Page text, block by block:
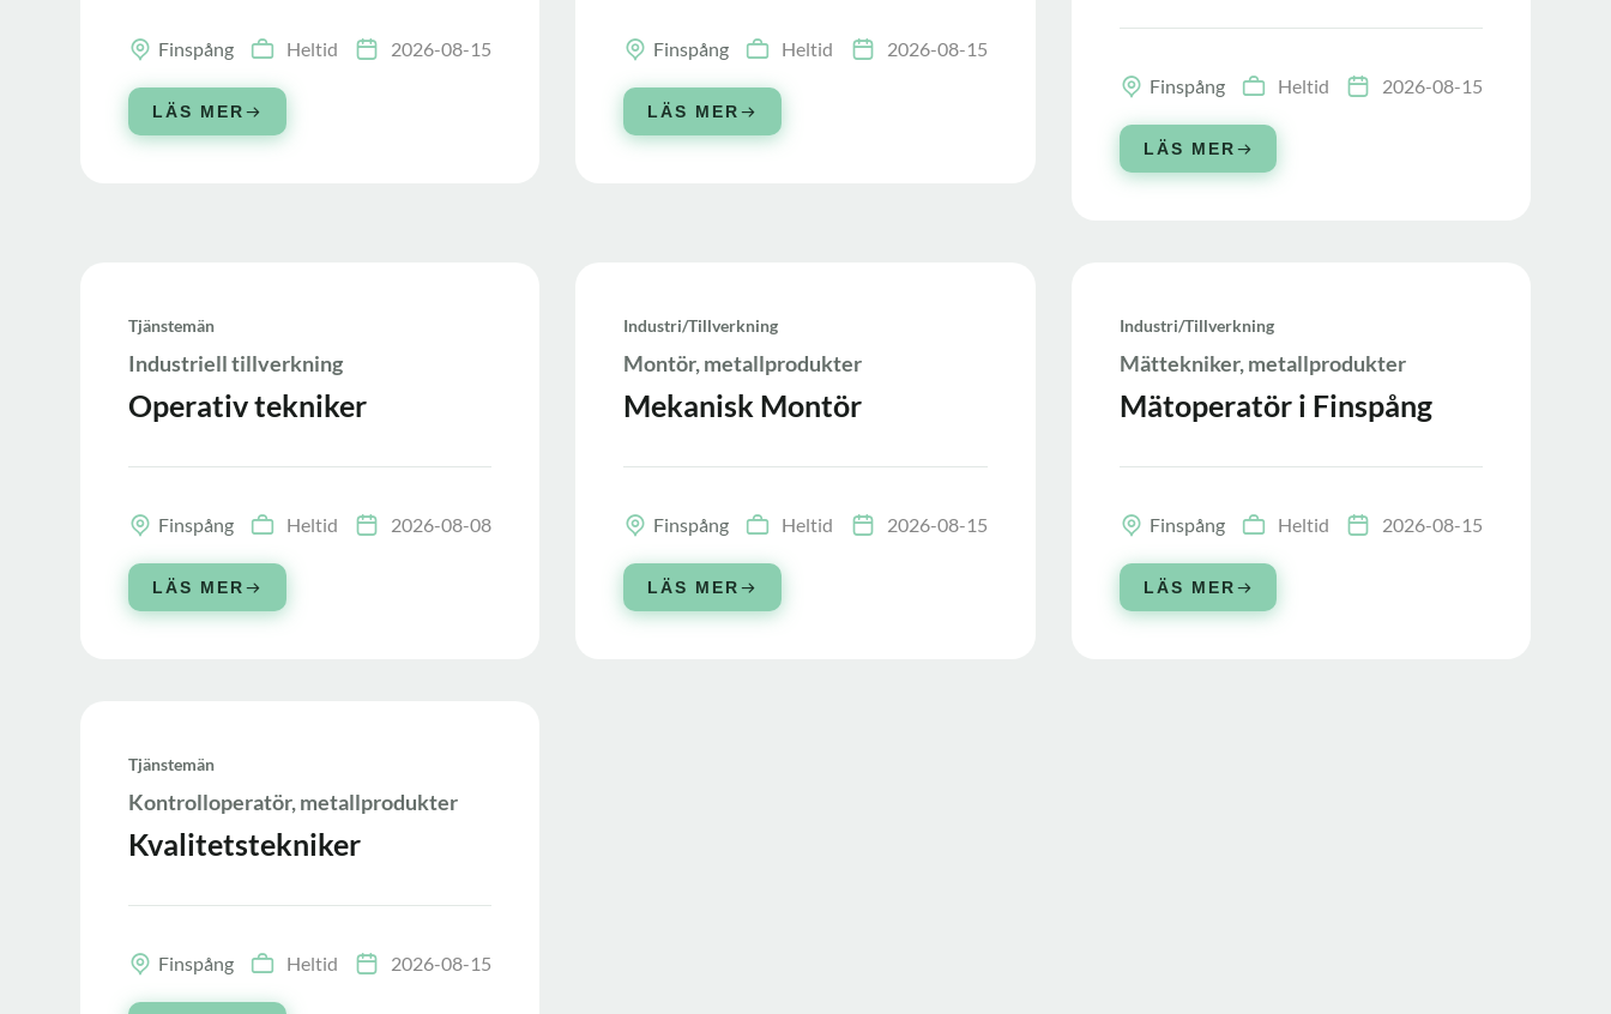
Finspång Heltid 2026-08-15
LÄS MER
Finspång Heltid 2026-08-15
LÄS MER
Finspång Heltid 2026-08-15
LÄS MER
Tjänstemän
Industriell tillverkning
Operativ tekniker
Finspång Heltid 2026-08-08
LÄS MER
Industri/tillverkning
Montör, metallprodukter
Mekanisk Montör
Finspång Heltid 2026-08-15
LÄS MER
Industri/tillverkning
Mättekniker, metallprodukter
Mätoperatör i Finspång
Finspång Heltid 2026-08-15
LÄS MER
Tjänstemän
Kontrolloperatör, metallprodukter
Kvalitetstekniker
Finspång Heltid 2026-08-15